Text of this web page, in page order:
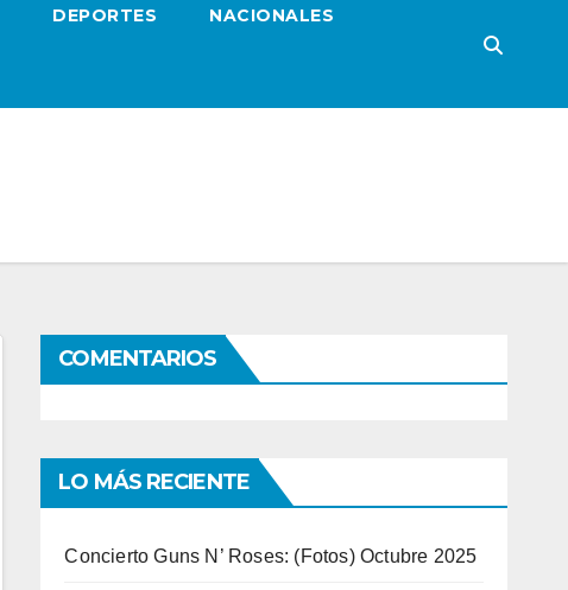
DEPORTES NACIONALES
COMENTARIOS
LO MÁS RECIENTE
Concierto Guns N’ Roses: (Fotos) Octubre 2025